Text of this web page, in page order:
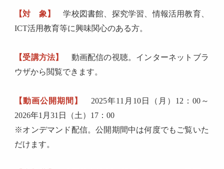
【対 象】
学校図書館、探究学習、情報活用教育、
ICT活用教育等に興味関心のある方。
【受講方法】
動画配信の視聴。インターネットブラ
ウザから閲覧できます。
【動画公開期間】 2025年11月10日（月）12：00～
2026年1月31日（土）17：00
※オンデマンド配信。公開期間中は何度でもご覧いた
だけます。